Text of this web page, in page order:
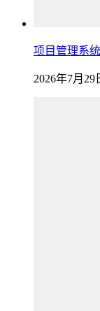
项目管理系
2026年7月29